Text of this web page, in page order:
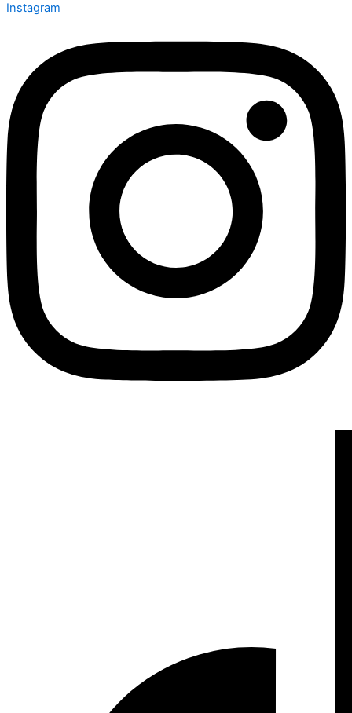
Instagram